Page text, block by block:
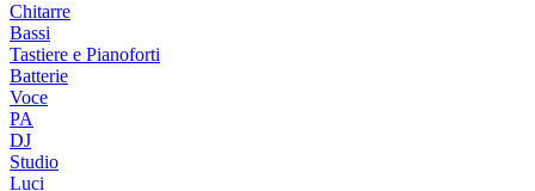
Chitarre
Bassi
Tastiere e Pianoforti
Batterie
Voce
PA
DJ
Studio
Luci